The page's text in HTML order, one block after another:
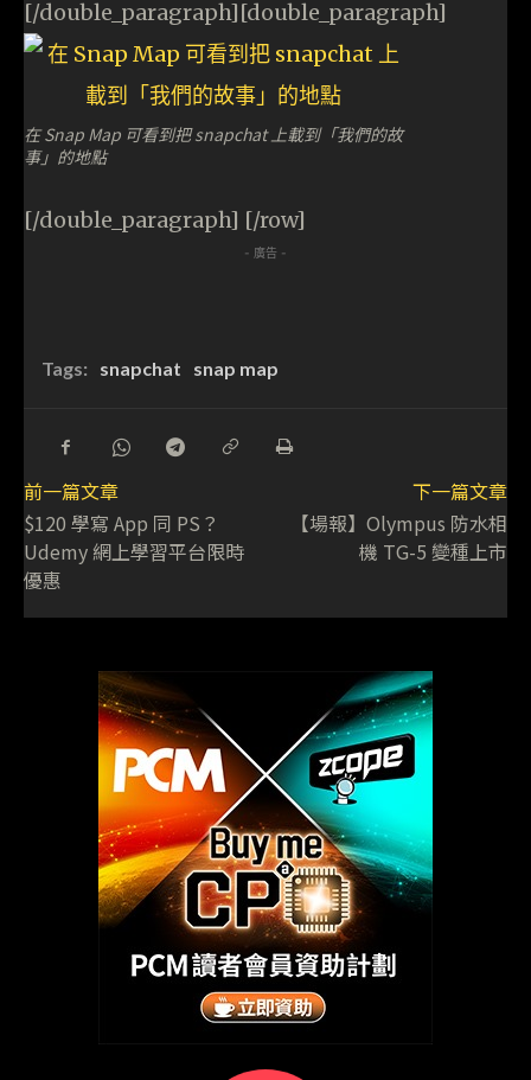
[/double_paragraph][double_paragraph]
在 Snap Map 可看到把 snapchat 上載到「我們的故
事」的地點
[/double_paragraph] [/row]
- 廣告 -
Tags: snapchat snap map
前一篇文章
$120 學寫 App 同 PS？
Udemy 網上學習平台限時
優惠
下一篇文章
【場報】Olympus 防水相
機 TG-5 變種上市